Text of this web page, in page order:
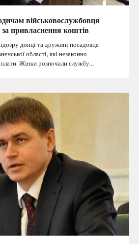
військовослужбовця
привласнення коштів
донці та дружині посадовця
області, які незаконно
Жінки розпочали службу…